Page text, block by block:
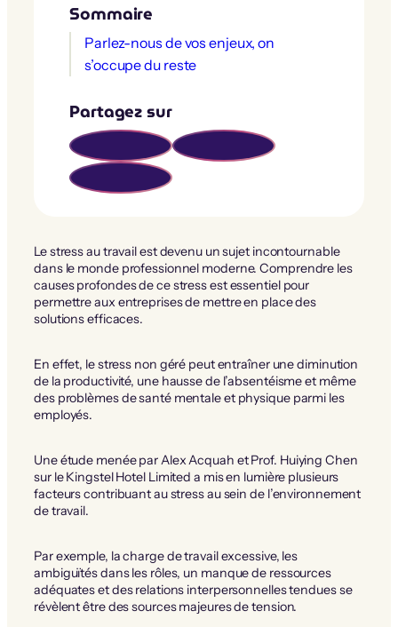
Le stress au travail est devenu un sujet incontournable
dans le monde professionnel moderne. Comprendre les
causes profondes de ce stress est essentiel pour
permettre aux entreprises de mettre en place des
solutions efficaces.
En effet, le stress non géré peut entraîner une diminution
de la productivité, une hausse de l’absentéisme et même
des problèmes de santé mentale et physique parmi les
employés.
Une étude menée par Alex Acquah et Prof. Huiying Chen
sur le Kingstel Hotel Limited a mis en lumière plusieurs
facteurs contribuant au stress au sein de l’environnement
de travail.
Par exemple, la charge de travail excessive, les
ambiguïtés dans les rôles, un manque de ressources
adéquates et des relations interpersonnelles tendues se
révèlent être des sources majeures de tension.
Sommaire
Parlez-nous de vos enjeux, on
s’occupe du reste
Partagez sur